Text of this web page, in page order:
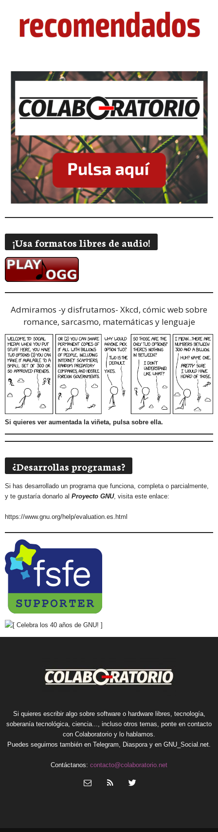
¡Usa formatos libres de audio!
Admiramos -y disfrutamos- Xkcd, cómic web sobre
romance, sarcasmo, matemáticas y lenguaje
Si quieres ver aumentada la viñeta, pulsa sobre ella.
¿Desarrollas programas?
Si has desarrollado un programa que funciona, completa o parcialmente,
y te gustaría donarlo al Proyecto GNU, visita este enlace:
https://www.gnu.org/help/evaluation.es.html
Si quieres escribir algo sobre software o hardware libres, tecnología,
soberanía tecnológica, ciencia..., incluso otros temas, ponte en contacto
con Colaboratorio y lo hablamos.
Puedes seguirnos también en Telegram Diaspora y en GNU_Social.net
Contáctanos: contacto@colaboratorio.net